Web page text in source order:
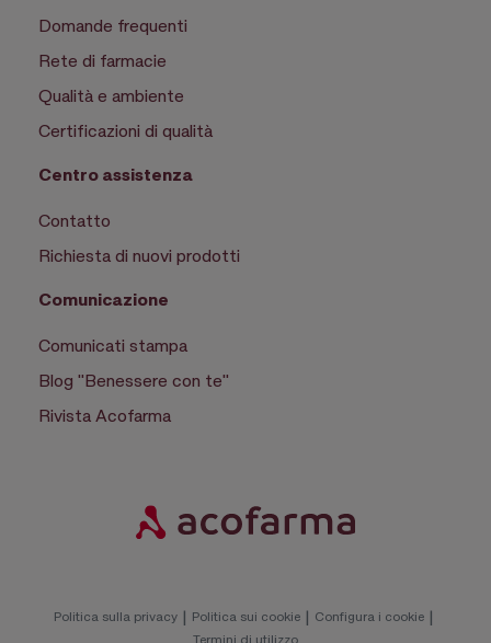
Domande frequenti
Rete di farmacie
Qualità e ambiente
Certificazioni di qualità
Centro assistenza
Contatto
Richiesta di nuovi prodotti
Comunicazione
Comunicati stampa
Blog "Benessere con te"
Rivista Acofarma
Politica sulla privacy| Politica sui cookie| Configura i cookie|
Termini di utilizzo